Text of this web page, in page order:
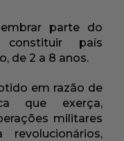
parte do
país
de 2 a 8 anos.
em razão de
que exerça,
militares